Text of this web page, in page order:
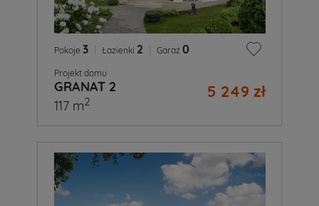
Pokoje 3 Łazienki 2 Garaż 0
Projekt domu
GRANAT 2 5 249 zł
117 m2